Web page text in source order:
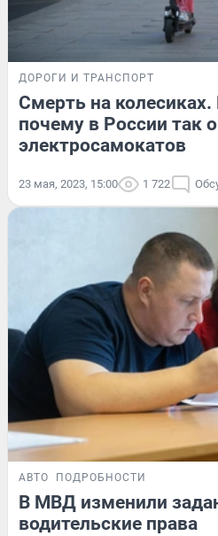
ДОРОГИ И ТРАНСПОРТ
Смерть на
почему в России так
электросамокатов
23 мая, 2023, 15:00 1 722
АВТО ПОДРОБНОСТИ
В МВД изменили
водительские права